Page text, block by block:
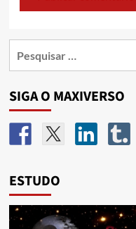
SIGA O MAXIVERSO
ESTUDO